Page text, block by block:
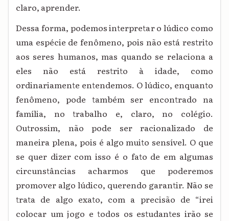
claro, aprender.
Dessa forma, podemos interpretar o lúdico como
uma espécie de fenômeno, pois não está restrito
aos seres humanos, mas quando se relaciona a
eles não está restrito à idade, como
ordinariamente entendemos. O lúdico, enquanto
fenômeno, pode também ser encontrado na
família, no trabalho e, claro, no colégio.
Outrossim, não pode ser racionalizado de
maneira plena, pois é algo muito sensível. O que
se quer dizer com isso é o fato de em algumas
circunstâncias acharmos que poderemos
promover algo lúdico, querendo garantir. Não se
trata de algo exato, com a precisão de “irei
colocar um jogo e todos os estudantes irão se